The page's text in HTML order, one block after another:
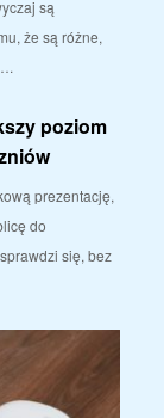
są
że są różne,
poziom
prezentację,
do
się, bez